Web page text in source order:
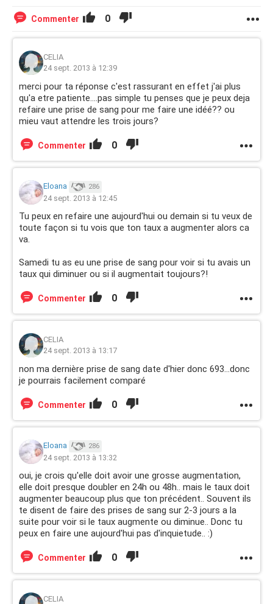
Commenter 0
CELIA
24 sept. 2013 à 12:39
merci pour ta réponse c'est rassurant en effet j'ai plus
qu'a etre patiente....pas simple tu penses que je peux deja
refaire une prise de sang pour me faire une idéé?? ou
mieu vaut attendre les trois jours?
Commenter 0
Eloana 286
24 sept. 2013 à 12:45
Tu peux en refaire une aujourd'hui ou demain si tu veux de
toute façon si tu vois que ton taux a augmenter alors ca
va.
Samedi tu as eu une prise de sang pour voir si tu avais un
taux qui diminuer ou si il augmentait toujours?!
Commenter 0
CELIA
24 sept. 2013 à 13:17
non ma dernière prise de sang date d'hier donc 693...donc
je pourrais facilement comparé
Commenter 0
Eloana 286
24 sept. 2013 à 13:32
oui, je crois qu'elle doit avoir une grosse augmentation,
elle doit presque doubler en 24h ou 48h.. mais le taux doit
augmenter beaucoup plus que ton précédent.. Souvent ils
te disent de faire des prises de sang sur 2-3 jours a la
suite pour voir si le taux augmente ou diminue.. Donc tu
peux en faire une aujourd'hui pas d'inquietude.. :)
Commenter 0
CELIA